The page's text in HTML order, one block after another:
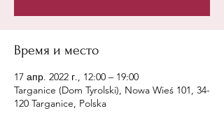
Время и место
17 апр. 2022 г., 12:00 – 19:00
Targanice (Dom Tyrolski), Nowa Wieś 101, 34-
120 Targanice, Polska